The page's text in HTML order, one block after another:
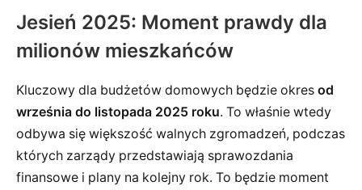
Jesień 2025: Moment prawdy dla
milionów mieszkańców
Kluczowy dla budżetów domowych będzie okres od
września do listopada 2025 roku. To właśnie wtedy
odbywa się większość walnych zgromadzeń, podczas
których zarządy przedstawiają sprawozdania
finansowe i plany na kolejny rok. To będzie moment